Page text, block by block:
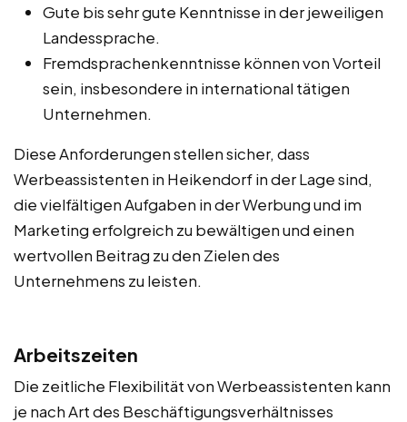
Gute bis sehr gute Kenntnisse in der jeweiligen
Landessprache.
Fremdsprachenkenntnisse können von Vorteil
sein, insbesondere in international tätigen
Unternehmen.
Diese Anforderungen stellen sicher, dass
Werbeassistenten in Heikendorf in der Lage sind,
die vielfältigen Aufgaben in der Werbung und im
Marketing erfolgreich zu bewältigen und einen
wertvollen Beitrag zu den Zielen des
Unternehmens zu leisten.
Arbeitszeiten
Die zeitliche Flexibilität von Werbeassistenten kann
je nach Art des Beschäftigungsverhältnisses